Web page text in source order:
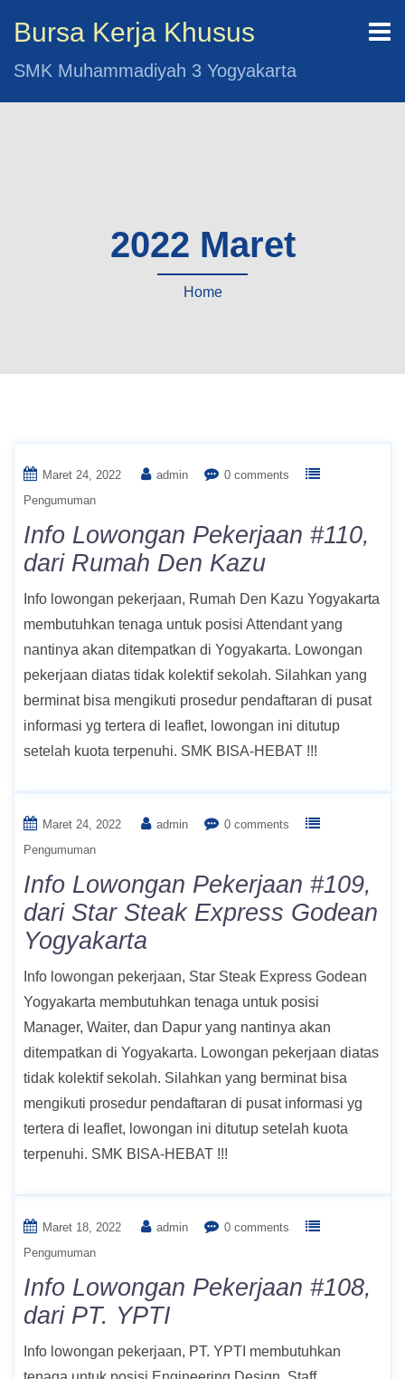
Bursa Kerja Khusus
SMK Muhammadiyah 3 Yogyakarta
2022 Maret
Home
Maret 24, 2022 admin
0 comments
Pengumuman
Info Lowongan Pekerjaan #110,
dari Rumah Den Kazu
Info lowongan pekerjaan, Rumah Den Kazu Yogyakarta
membutuhkan tenaga untuk posisi Attendant yang
nantinya akan ditempatkan di Yogyakarta. Lowongan
pekerjaan diatas tidak kolektif sekolah. Silahkan yang
berminat bisa mengikuti prosedur pendaftaran di pusat
informasi yg tertera di leaflet, lowongan ini ditutup
setelah kuota terpenuhi. SMK BISA-HEBAT !!!
Maret 24, 2022 admin
0 comments
Pengumuman
Info Lowongan Pekerjaan #109,
dari Star Steak Express Godean
Yogyakarta
Info lowongan pekerjaan, Star Steak Express Godean
Yogyakarta membutuhkan tenaga untuk posisi
Manager, Waiter, dan Dapur yang nantinya akan
ditempatkan di Yogyakarta. Lowongan pekerjaan diatas
tidak kolektif sekolah. Silahkan yang berminat bisa
mengikuti prosedur pendaftaran di pusat informasi yg
tertera di leaflet, lowongan ini ditutup setelah kuota
terpenuhi. SMK BISA-HEBAT !!!
Maret 18, 2022 admin
0 comments
Pengumuman
Info Lowongan Pekerjaan #108,
dari PT. YPTI
Info lowongan pekerjaan, PT. YPTI membutuhkan